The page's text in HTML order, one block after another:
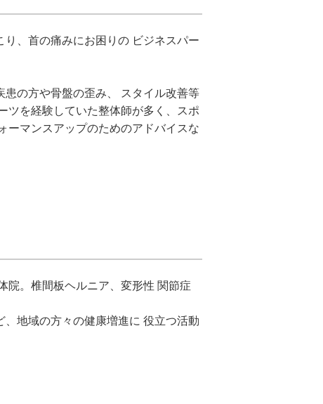
、首の痛みにお困りの ビジネスパー
の方や骨盤の歪み、 スタイル改善等
ツを経験していた整体師が多く、スポ
ーマンスアップのためのアドバイスな
院。椎間板ヘルニア、変形性 関節症
地域の方々の健康増進に 役立つ活動